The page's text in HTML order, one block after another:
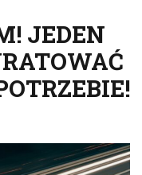
JEDEN